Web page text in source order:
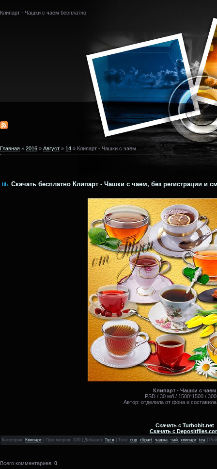
Клипарт - Чашки с чаем бесплатно
Главная » 2016 » Август » 14 » Клипарт - Чашки с чаем
Скачать бесплатно Клипарт - Чашки с чаем, без регистрации и
Клипарт - Чашки с чаем
PSD / 30 мб / 1500*1500 / 300
Автор: отделила от фона и
Скачать с Turbobit.net
Скачать с
Категория : Клипарт Просмотров: 320 | Добавил: Туся Теги: cup, clipart, чашка, чай, клипарт, tea
Всего комментариев: 0